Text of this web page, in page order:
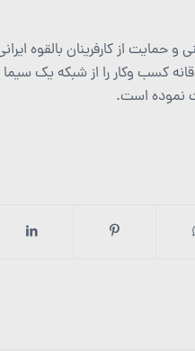
و حمایت از کارفرینان
کسب وکار را از شبکه یک
نموده است.